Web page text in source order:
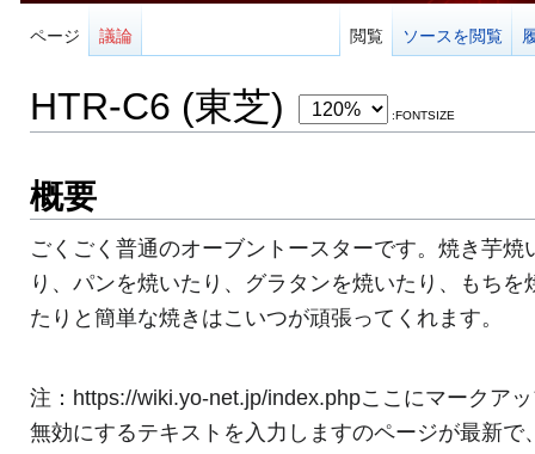
ページ 議論 閲覧 ソースを閲覧
HTR-C6 (東芝) :FONTSIZE
概要
ごくごく普通のオーブントースターです。焼き芋焼
り、パンを焼いたり、グラタンを焼いたり、もちを
たりと簡単な焼きはこいつが頑張ってくれます。
注：https://wiki.yo-net.jp/index.phpここにマークア
無効にするテキストを入力しますのページが最新で